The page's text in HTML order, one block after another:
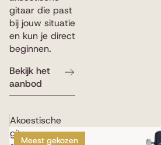
gitaar die past
bij jouw situatie
en kun je direct
beginnen.
Bekijk het
aanbod
Akoestische
gitaar
Meest gekozen